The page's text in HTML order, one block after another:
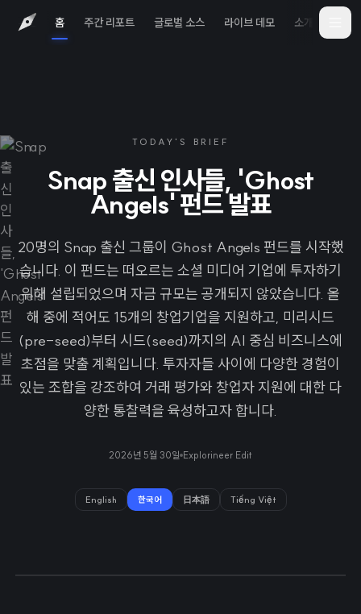
홈 주간 리포트 글로벌 소스 라이브 데모 소개
TODAY'S BRIEF
Snap 출신 인사들, 'Ghost
Angels' 펀드 발표
20명의 Snap 출신 그룹이 Ghost Angels 펀드를 시작했
습니다. 이 펀드는 떠오르는 소셜 미디어 기업에 투자하기
위해 설립되었으며 자금 규모는 공개되지 않았습니다. 올
해 중에 적어도 15개의 창업기업을 지원하고, 미리시드
(pre-seed)부터 시드(seed)까지의 AI 중심 비즈니스에
초점을 맞출 계획입니다. 투자자들 사이에 다양한 경험이
있는 조합을 강조하여 거래 평가와 창업자 지원에 대한 다
양한 통찰력을 육성하고자 합니다.
2026년 5월 30일 Explorineer Edit
English 한국어 日本語 Tiếng Việt